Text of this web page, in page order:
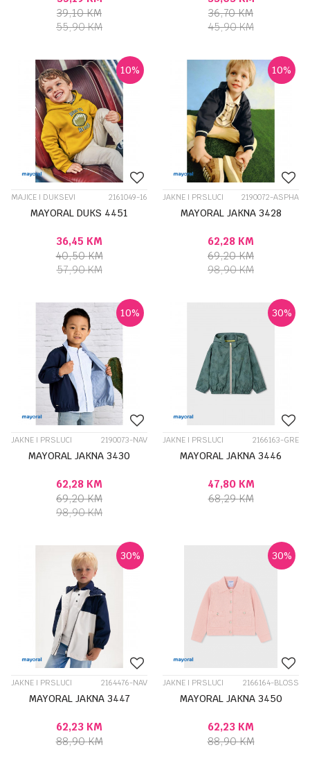
39,10KM
55,90KM
36,70KM
45,90KM
10%
MAJICE I DUKSEVI 2161049-16
MAYORAL DUKS 4451
36,45 KM
40,50KM
57,90KM
10%
JAKNE I PRSLUCI 2190072-ASPHA
MAYORAL JAKNA 3428
62,28 KM
69,20KM
98,90KM
10%
JAKNE I PRSLUCI 2190073-NAV
MAYORAL JAKNA 3430
62,28 KM
69,20KM
98,90KM
30%
JAKNE I PRSLUCI 2166163-GRE
MAYORAL JAKNA 3446
47,80 KM
68,29KM
30%
JAKNE I PRSLUCI 2164476-NAV
MAYORAL JAKNA 3447
62,23 KM
88,90KM
30%
JAKNE I PRSLUCI 2166164-BLOSS
MAYORAL JAKNA 3450
62,23 KM
88,90KM